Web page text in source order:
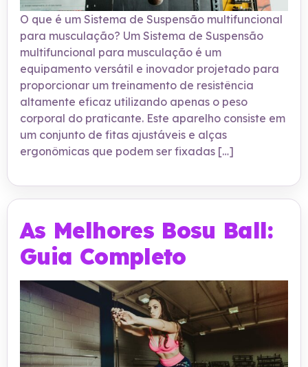
O que é um Sistema de Suspensão multifuncional
para musculação? Um Sistema de Suspensão
multifuncional para musculação é um
equipamento versátil e inovador projetado para
proporcionar um treinamento de resistência
altamente eficaz utilizando apenas o peso
corporal do praticante. Este aparelho consiste em
um conjunto de fitas ajustáveis e alças
ergonômicas que podem ser fixadas […]
As Melhores Bosu Ball:
Guia Completo